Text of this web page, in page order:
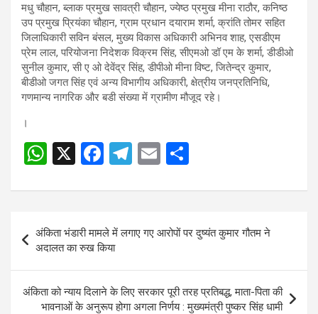
मधु चौहान, ब्लाक प्रमुख सावत्री चौहान, ज्येष्ठ प्रमुख मीना राठौर, कनिष्ठ
उप प्रमुख प्रियंका चौहान, ग्राम प्रधान दयाराम शर्मा, क्रांति तोमर सहित
जिलाधिकारी सविन बंसल, मुख्य विकास अधिकारी अभिनव शाह, एसडीएम
प्रेम लाल, परियोजना निदेशक विक्रम सिंह, सीएमओ डॉ एम के शर्मा, डीडीओ
सुनील कुमार, सी ए ओ देवेंद्र सिंह, डीपीओ मीना विष्ट, जितेन्द्र कुमार,
बीडीओ जगत सिंह एवं अन्य विभागीय अधिकारी, क्षेत्रीय जनप्रतिनिधि,
गणमान्य नागरिक और बडी संख्या में ग्रामीण मौजूद रहे।
।
PostW
at
s
A
p
p
X
F
ce
b
o
o
k
T
e
a
m
E
ail ar
navigation
अंकिता भंडारी मामले में लगाए गए आरोपों पर दुष्यंत कुमार गौतम ने
अदालत का रुख किया
अंकिता को न्याय दिलाने के लिए सरकार पूरी तरह प्रतिबद्ध, माता-पिता की
भावनाओं के अनुरूप होगा अगला निर्णय : मुख्यमंत्री पुष्कर सिंह धामी